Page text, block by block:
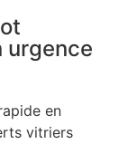
urgence
en
vitriers